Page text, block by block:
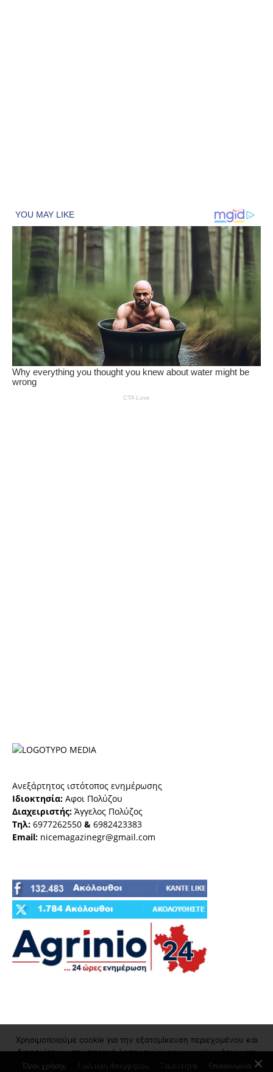
Ανεξάρτητος ιστότοπος ενημέρωσης
Ιδιοκτησία: Αφοι Πολύζου
Διαχειριστής: Άγγελος Πολύζος
Τηλ: 6977262550 & 6982423383
Email: nicemagazinegr@gmail.com
Όροι χρήσης Πολιτική Απορρήτου Ταυτότητα Επικοινωνία
Χρησιμοποιούμε cookie για την εξατομίκευση περιεχομένου και
διαφημίσεων, την παροχή λειτουργιών κοινωνικών μέσων και
την ανάλυση της επισκεψιμότητάς μας